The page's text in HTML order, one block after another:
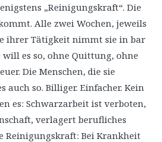
„Reinigungskraft“. Die
Alle zwei Wochen, jeweils
ihrer Tätigkeit nimmt sie in bar
will es so, ohne Quittung, ohne
Die Menschen, die sie
auch so. Billiger. Einfacher. Kein
es: Schwarzarbeit ist verboten,
verlagert berufliches
Reinigungskraft: Bei Krankheit